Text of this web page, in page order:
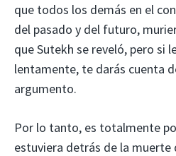
que todos los demás en el
del pasado y del futuro,
que Sutekh se reveló, pero si
lentamente, te darás cuenta
argumento.
Por lo tanto, es totalmente
estuviera detrás de la muerte